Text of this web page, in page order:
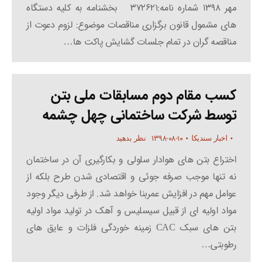
مهر ۱۳۹۸ شماره نامه:۳۷۲۶۲۱ بخشنامه به کلیه دستگاه
های مشمول قانون برگزاری مناقصات موضوع: لزوم دعوت از
مناقصه گران در تمام جلسات گشایش پاکت ها…
کسب مقام دوم مسابقات ملی بتن
توسط شرکت ساختمانی چهل چشمه
اخبار سندیکا ۱۳۹۸-۰۸-۱۰ نظر بدهید
اختراع بتن های هوادار سلولی و بکارگیری آن در ساختمان
نه تنها موجب صرفه جوئی و اقتصادی شدن طرح بلکه از
عوامل مهم در افزایش عمربنا خواهد شد. از طرفی دیگر وجود
مواد اولیه ای از قبیل سیسلیس و آهک در تولید مواد اولیه
بتن های سبک CAC زمینه خوردگی فلزات و عایق های
رطوبتی…